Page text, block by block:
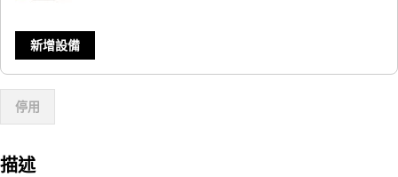
新增設備
停用
描述